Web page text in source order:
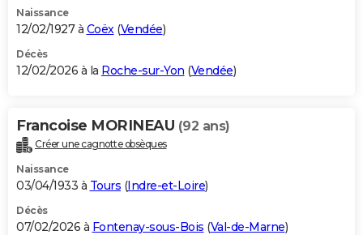
Naissance
12/02/1927 à Coëx(Vendée)
Décès
12/02/2026 à la Roche-sur-Yon (Vendée)
Francoise MORINEAU (92 ans)
Créer une cagnotte obsèques
Naissance
03/04/1933 à Tours (Indre-et-Loire)
Décès
07/02/2026 à Fontenay-sous-Bois (Val-de-Marne)